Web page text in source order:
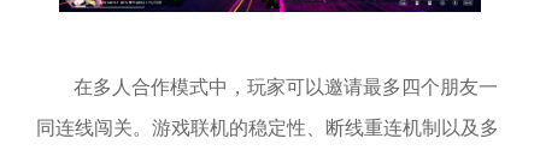
在多人合作模式中，玩家可以邀请最多四个朋友一
同连线闯关。游戏联机的稳定性、断线重连机制以及多